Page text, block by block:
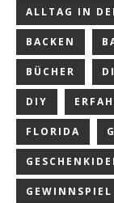
ALLTAG IN
BACKEN
BÜCHER
DIY
FLORIDA
GEWINNSPIEL